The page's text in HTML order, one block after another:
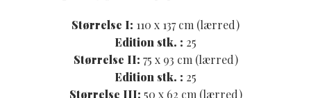
Størrelse I: 110 x 137 cm (lærred)
Edition stk. : 25
Størrelse II: 75 x 93 cm (lærred)
Edition stk. : 25
Størrelse III: 50 x 62 cm (lærred)